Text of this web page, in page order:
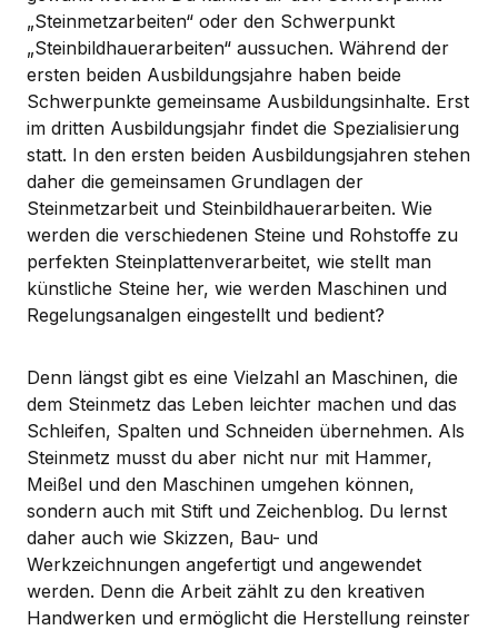
„Steinmetzarbeiten“ oder den Schwerpunkt
„Steinbildhauerarbeiten“ aussuchen. Während der
ersten beiden Ausbildungsjahre haben beide
Schwerpunkte gemeinsame Ausbildungsinhalte. Erst
im dritten Ausbildungsjahr findet die Spezialisierung
statt. In den ersten beiden Ausbildungsjahren stehen
daher die gemeinsamen Grundlagen der
Steinmetzarbeit und Steinbildhauerarbeiten. Wie
werden die verschiedenen Steine und Rohstoffe zu
perfekten Steinplattenverarbeitet, wie stellt man
künstliche Steine her, wie werden Maschinen und
Regelungsanalgen eingestellt und bedient?
Denn längst gibt es eine Vielzahl an Maschinen, die
dem Steinmetz das Leben leichter machen und das
Schleifen, Spalten und Schneiden übernehmen. Als
Steinmetz musst du aber nicht nur mit Hammer,
Meißel und den Maschinen umgehen können,
sondern auch mit Stift und Zeichenblog. Du lernst
daher auch wie Skizzen, Bau- und
Werkzeichnungen angefertigt und angewendet
werden. Denn die Arbeit zählt zu den kreativen
Handwerken und ermöglicht die Herstellung reinster